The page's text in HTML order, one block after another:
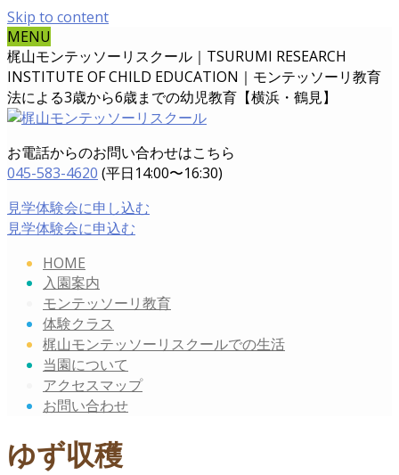
Skip to content
MENU
梶山モンテッソーリスクール｜TSURUMI RESEARCH
INSTITUTE OF CHILD EDUCATION｜ モンテッソーリ教育
法による3歳から6歳までの幼児教育【横浜・鶴見】
お電話からのお問い合わせはこちら
045-583-4620 (平日14:00〜16:30)
見学体験会に申し込む
見学体験会に申込む
HOME
入園案内
モンテッソーリ教育
体験クラス
梶山モンテッソーリスクールでの生活
当園について
アクセスマップ
お問い合わせ
ゆず収穫